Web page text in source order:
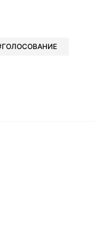
X
в Viber
в Whatsapp
в Messenger
в LinkedIn
ГОЛОСОВАНИЕ
в Google news
в Viber
в LinkedIn